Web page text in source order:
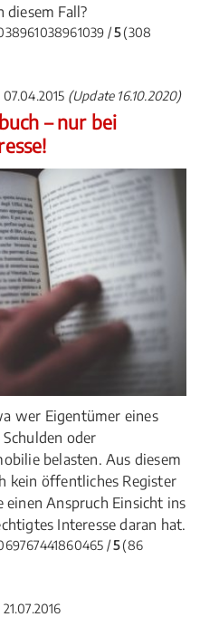
Fall?
/5(308
07.04.2015 (Update 16.10.2020)
– nur bei
wer Eigentümer eines
oder
belasten. Aus diesem
kein öffentliches Register
Anspruch Einsicht ins
Interesse daran hat.
/5(86
21.07.2016